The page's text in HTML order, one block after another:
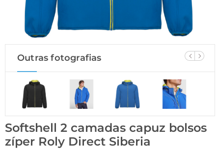
Outras fotografias
Softshell 2 camadas capuz bolsos
zíper Roly Direct Siberia